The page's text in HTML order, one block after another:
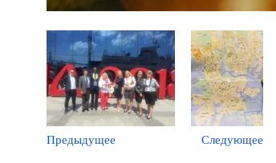
Предыдущее Следующее